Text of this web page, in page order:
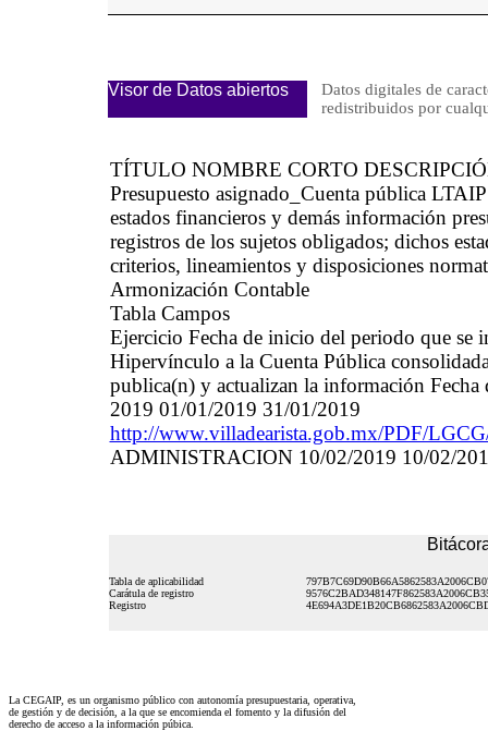
Visor de Datos abiertos
Datos digitales de
redistribuidos por
TÍTULO NOMBRE CORTO
Presupuesto asignado_Cuenta pública
estados financieros y demás información
registros de los sujetos obligados; dichos
criterios, lineamientos y disposiciones
Armonización Contable
Tabla Campos
Ejercicio Fecha de inicio del periodo que se
Hipervínculo a la Cuenta Pública
publica(n) y actualizan la información
2019 01/01/2019 31/01/2019
http://www.villadearista.gob.mx/PDF/
ADMINISTRACION 10/02/2019 10/02/
Tabla de aplicabilidad
Carátula de registro
Registro
La CEGAIP, es un organismo público con autonomía presupuestaria, operativa,
de gestión y de decisión, a la que se encomienda el fomento y la difusión del
derecho de acceso a la información púbica.